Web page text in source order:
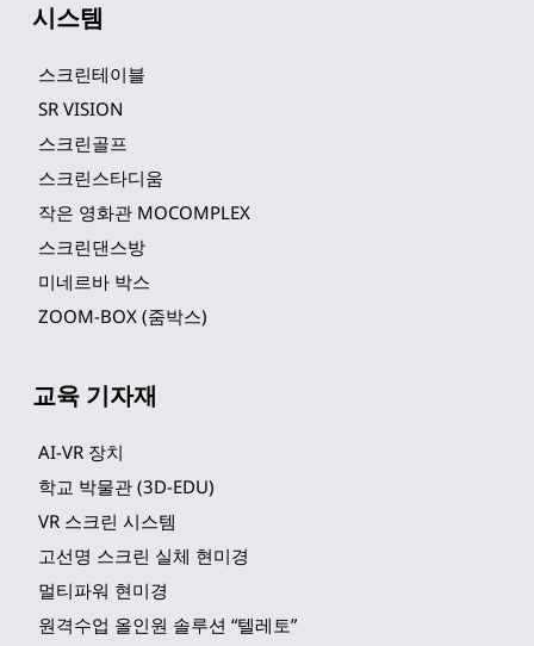
시스템
스크린테이블
SR VISION
스크린골프
스크린스타디움
작은 영화관 MOCOMPLEX
스크린댄스방
미네르바 박스
ZOOM-BOX (줌박스)
교육 기자재
AI-VR 장치
학교 박물관 (3D-EDU)
VR 스크린 시스템
고선명 스크린 실체 현미경
멀티파워 현미경
원격수업 올인원 솔루션 “텔레토”